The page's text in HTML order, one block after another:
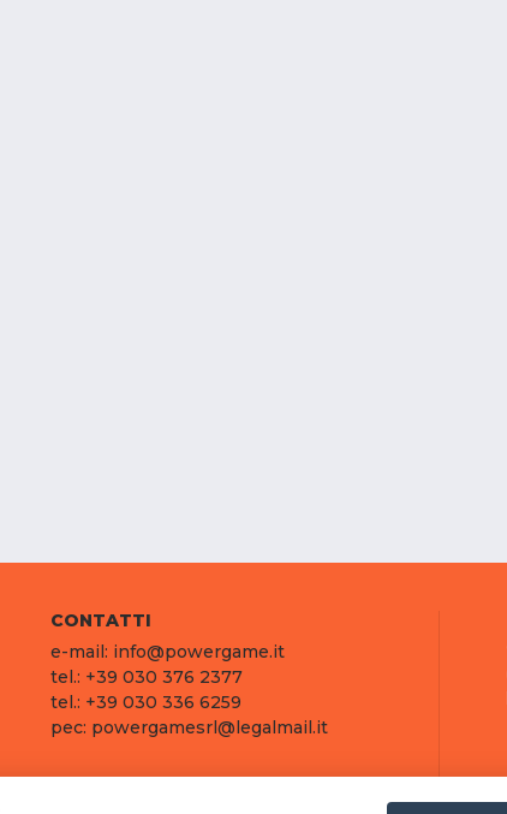
CONTATTI
e-mail: info@powergame.it
tel.: +39 030 376 2377
tel.: +39 030 336 6259
pec: powergamesrl@legalmail.it